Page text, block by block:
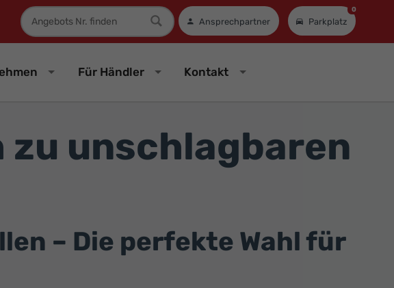
Fahrzeugnummer
Ansprechpartner Parkplatz
0
Für Händler Kontakt
zu unschlagbaren
– Die perfekte Wahl für